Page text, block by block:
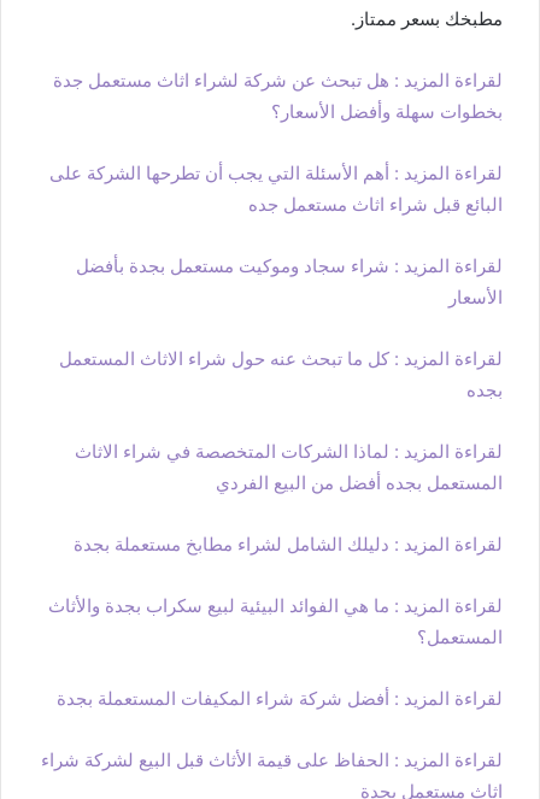
مطبخك بسعر ممتاز.
لقراءة المزيد : هل تبحث عن شركة لشراء اثاث مستعمل جدة
بخطوات سهلة وأفضل الأسعار؟
لقراءة المزيد : أهم الأسئلة التي يجب أن تطرحها الشركة على
البائع قبل شراء اثاث مستعمل جده
لقراءة المزيد : شراء سجاد وموكيت مستعمل بجدة بأفضل
الأسعار
لقراءة المزيد : كل ما تبحث عنه حول شراء الاثاث المستعمل
بجده
لقراءة المزيد : لماذا الشركات المتخصصة في شراء الاثاث
المستعمل بجده أفضل من البيع الفردي
لقراءة المزيد : دليلك الشامل لشراء مطابخ مستعملة بجدة
لقراءة المزيد : ما هي الفوائد البيئية لبيع سكراب بجدة والأثاث
المستعمل؟
لقراءة المزيد : أفضل شركة شراء المكيفات المستعملة بجدة
لقراءة المزيد : الحفاظ على قيمة الأثاث قبل البيع لشركة شراء
اثاث مستعمل بجدة